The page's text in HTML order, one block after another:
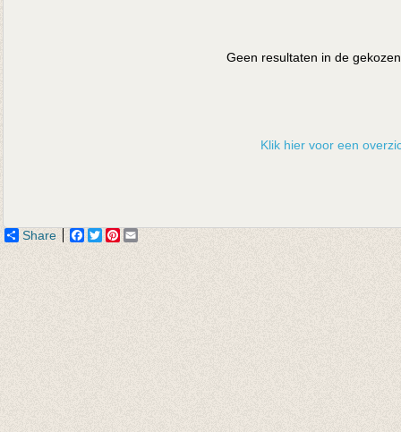
Geen resultaten in de
Klik hier voor een
Share Facebook
TwitterPinterest